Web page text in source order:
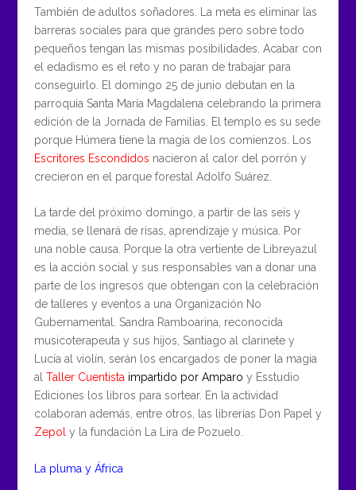
También de adultos soñadores. La meta es eliminar las
barreras sociales para que grandes pero sobre todo
pequeños tengan las mismas posibilidades. Acabar con
el edadismo es el reto y no paran de trabajar para
conseguirlo. El domingo 25 de junio debutan en la
parroquia Santa María Magdalena celebrando la primera
edición de la Jornada de Familias. El templo es su sede
porque Húmera tiene la magia de los comienzos. Los
Escritores Escondidos nacieron al calor del porrón y
crecieron en el parque forestal Adolfo Suárez.
La tarde del próximo domingo, a partir de las seis y
media, se llenará de risas, aprendizaje y música. Por
una noble causa. Porque la otra vertiente de Libreyazul
es la acción social y sus responsables van a donar una
parte de los ingresos que obtengan con la celebración
de talleres y eventos a una Organización No
Gubernamental. Sandra Ramboarina, reconocida
musicoterapeuta y sus hijos, Santiago al clarinete y
Lucía al violín, serán los encargados de poner la magia
al Taller Cuentista impartido por Amparo y Esstudio
Ediciones los libros para sortear. En la actividad
colaboran además, entre otros, las librerías Don Papel y
Zepol y la fundación La Lira de Pozuelo.
La pluma y África